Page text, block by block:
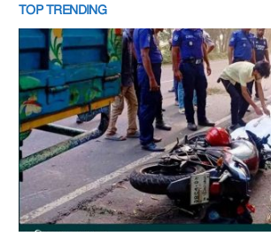
TOP TRENDING